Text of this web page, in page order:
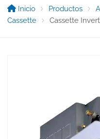
Inicio Productos
Cassette
Cassette